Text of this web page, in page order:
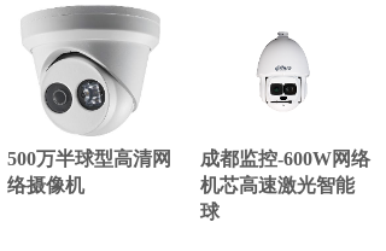
500万半球型高清网
络摄像机
成都监控-600W网络
机芯高速激光智能
球